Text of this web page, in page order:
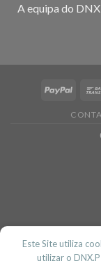
A equipa do
Este Site utiliza
utilizar o